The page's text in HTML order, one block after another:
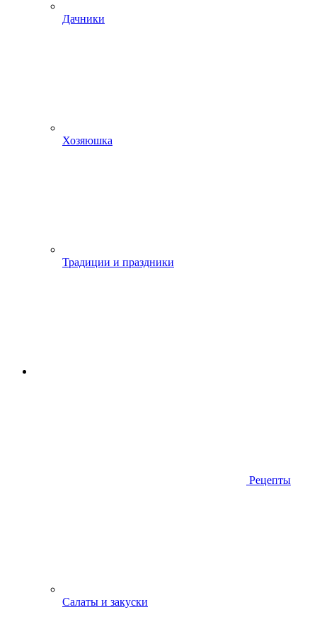
Дачники
Хозяюшка
Традиции и праздники
Рецепты
Салаты и закуски